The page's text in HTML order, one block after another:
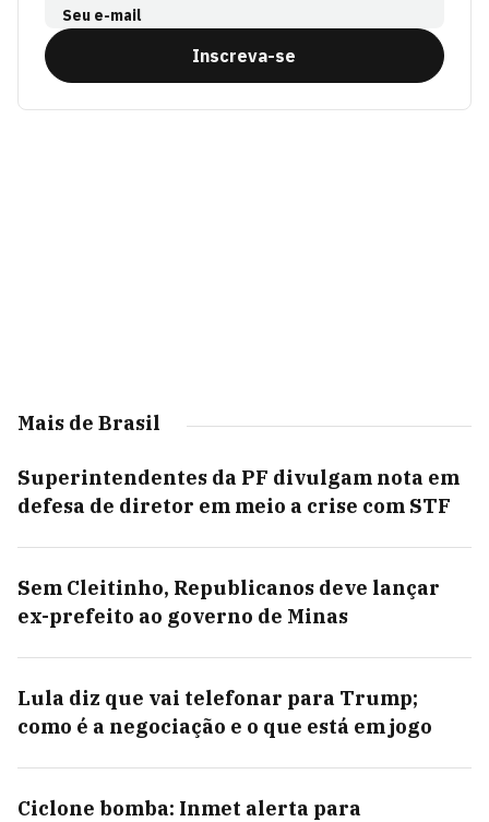
Seu e-mail
Inscreva-se
Mais de Brasil
Superintendentes da PF divulgam nota em
defesa de diretor em meio a crise com STF
Sem Cleitinho, Republicanos deve lançar
ex-prefeito ao governo de Minas
Lula diz que vai telefonar para Trump;
como é a negociação e o que está em jogo
Ciclone bomba: Inmet alerta para